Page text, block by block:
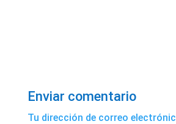
Enviar comentario
Tu dirección de correo